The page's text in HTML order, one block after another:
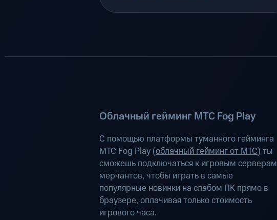
Облачный гейминг МТС Fog Play
С помощью платформы туманного гейминга
МТС Fog Play (облачный гейминг от МТС) ты
сможешь подключаться к игровым серверам
мерчантов, чтобы играть в самые
популярные новинки на слабом ПК прямо в
браузере, оплачивая только стоимость
игрового часа.